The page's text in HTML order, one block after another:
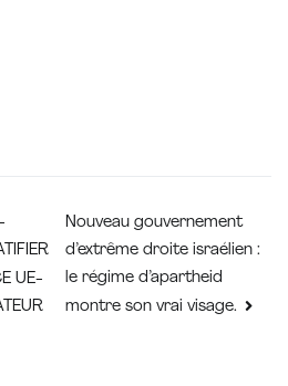
UE-
Nouveau gouvernement
d’extrême droite israélien :
le régime d’apartheid
montre son vrai visage.